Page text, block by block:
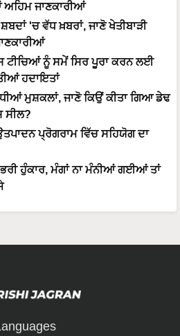
ਅਹਿਮ ਜਾਣਕਾਰੀਆਂ
'ਚ ਵੱਧ ਖ਼ਬਰਾਂ, ਜਾਣੋ ਖੇਤੀਬਾੜੀ
ਟੀਚਿਆਂ ਨੂੰ ਸਮੇਂ ਸਿਰ ਪੂਰਾ ਕਰਨ ਲਈ
ਹਦਾਇਤਾਂ
ਮੁਸ਼ਕਲਾਂ, ਜਾਣੋ ਕਿਉਂ ਕੀਤਾ ਗਿਆ ਡੇਢ
ਸੀਲ?
ਪ੍ਰੋਗਰਾਮ ਵਿੱਚ ਸਹਿਯੋਗ ਦਾ
ਭਰੀ ਹੁੰਕਾਰ, ਮੰਗਾਂ ਨਾ ਮੰਨੀਆਂ ਗਈਆਂ ਤਾਂ